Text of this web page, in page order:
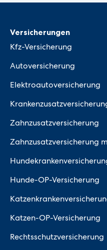
Versicherungen
Kfz-Versicherung
Autoversicherung
Elektroautoversicherung
Zahnzusatzversicherung
Zahnzusatzversicherung
Hunde-OP-Versicherung
Katzen-OP-Versicherung
Rechtsschutzversicherung